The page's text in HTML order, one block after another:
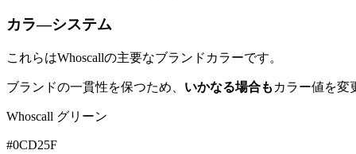
カラ―システム
これらはWhoscallの主要なブランドカラーです。
ブランドの一貫性を保つため、 いかなる場合も カラー値を変
Whoscall グリーン
#0CD25F